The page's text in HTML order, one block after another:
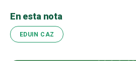
En esta nota
EDUIN CAZ